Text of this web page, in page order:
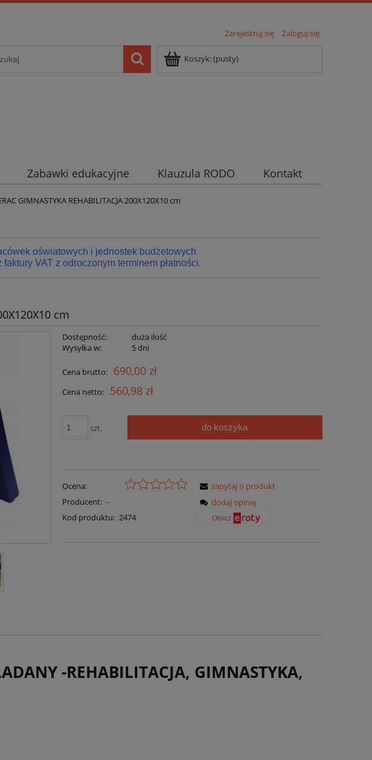
Zarejestruj się
Zaloguj się
Koszyk:(pusty)
Zabawki edukacyjne Klauzula RODO Kontakt
GIMNASTYKA REHABILITACJA 200X120X10 cm
oświatowych i jednostek budżetowych
VAT z odroczonym terminem płatności.
cm
Dostępność:
duża ilość
Wysyłka w:
5 dni
Cena brutto: 690,00 zł
Cena netto: 560,98 zł
szt. do koszyka
Ocena:
Producent: -
Kod produktu: 2474
zapytaj o produkt
dodaj opinię
-REHABILITACJA, GIMNASTYKA,